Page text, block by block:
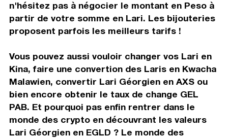
n'hésitez pas à négocier le montant en Peso à
partir de votre somme en Lari. Les bijouteries
proposent parfois les meilleurs tarifs !
Vous pouvez aussi vouloir changer vos Lari en
Kina, faire une convertion des Laris en Kwacha
Malawien, convertir Lari Géorgien en AXS ou
bien encore obtenir le taux de change GEL
PAB. Et pourquoi pas enfin rentrer dans le
monde des crypto en découvrant les valeurs
Lari Géorgien en EGLD ? Le monde des